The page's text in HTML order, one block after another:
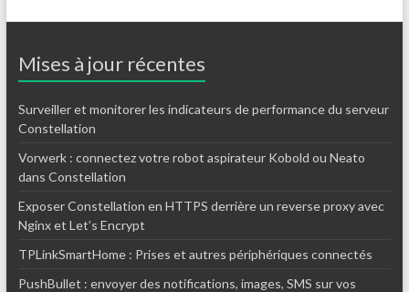
Mises à jour récentes
Surveiller et monitorer les indicateurs de performance du serveur
Constellation
Vorwerk : connectez votre robot aspirateur Kobold ou Neato
dans Constellation
Exposer Constellation en HTTPS derrière un reverse proxy avec
Nginx et Let’s Encrypt
TPLinkSmartHome : Prises et autres périphériques connectés
PushBullet : envoyer des notifications, images, SMS sur vos